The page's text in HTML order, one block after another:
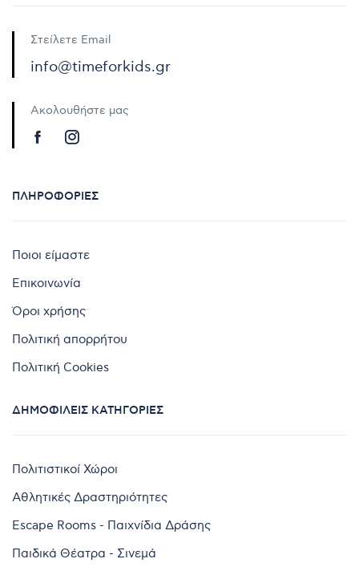
Στείλετε Email
info@timeforkids.gr
Ακολουθήστε μας
ΠΛΗΡΟΦΟΡΊΕΣ
Ποιοι είμαστε
Επικοινωνία
Όροι χρήσης
Πολιτική απορρήτου
Πολιτική Cookies
ΔΗΜΟΦΙΛΕΊΣ ΚΑΤΗΓΟΡΊΕΣ
Πολιτιστικοί Χώροι
Αθλητικές Δραστηριότητες
Escape Rooms - Παιχνίδια Δράσης
Παιδικά Θέατρα - Σινεμά